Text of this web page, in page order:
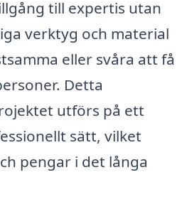
till expertis utan
verktyg och material
eller svåra att få
Detta
utförs på ett
sätt, vilket
pengar i det långa